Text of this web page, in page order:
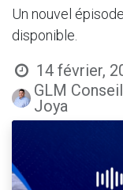
Un nouvel
disponible.
14 février,
GLM
Joya